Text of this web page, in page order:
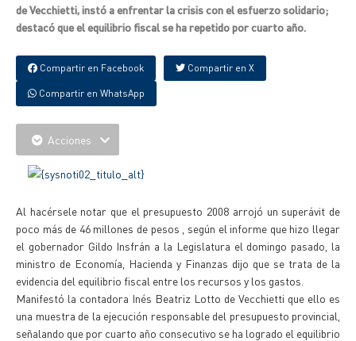
de Vecchietti, instó a enfrentar la crisis con el esfuerzo solidario;
destacó que el equilibrio fiscal se ha repetido por cuarto año.
Compartir en Facebook Compartir en X
Compartir en WhatsApp
Acciones
Al hacérsele notar que el presupuesto 2008 arrojó un superávit de
poco más de 46 millones de pesos , según el informe que hizo llegar
el gobernador Gildo Insfrán a la Legislatura el domingo pasado, la
ministro de Economía, Hacienda y Finanzas dijo que se trata de la
evidencia del equilibrio fiscal entre los recursos y los gastos.
Manifestó la contadora Inés Beatriz Lotto de Vecchietti que ello es
una muestra de la ejecución responsable del presupuesto provincial,
señalando que por cuarto año consecutivo se ha logrado el equilibrio